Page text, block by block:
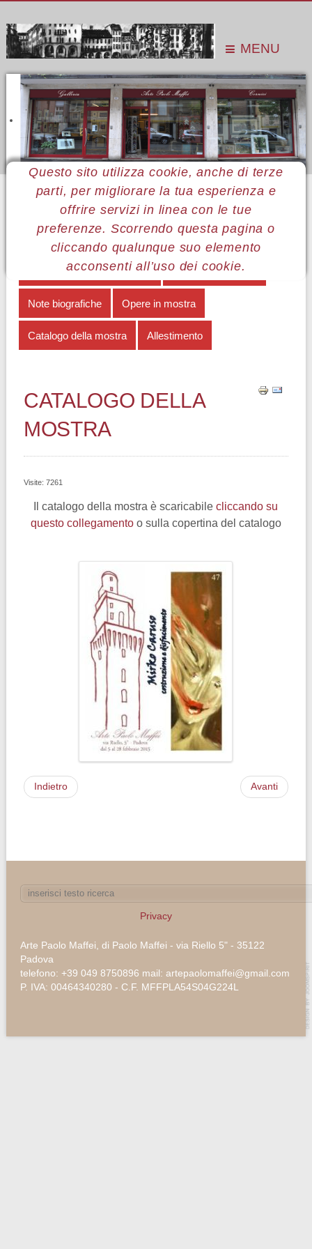
MENU
Questo sito utilizza cookie, anche di terze
parti, per migliorare la tua esperienza e
offrire servizi in linea con le tue
preferenze. Scorrendo questa pagina o
cliccando qualunque suo elemento
acconsenti all’uso dei cookie.
Sei qui: Home Le mostre Mostre 2015
Mirko Caruso
Catalogo della mostra
MENÙ MIRKO CARUSO
Costruzione e disfacimento Autopresentazione
Note biografiche Opere in mostra
Catalogo della mostra Allestimento
CATALOGO DELLA
MOSTRA
Visite: 7261
Il catalogo della mostra è scaricabilecliccando su
questo collegamento o sulla copertina del catalogo
Indietro Avanti
Privacy
Arte Paolo Maffei, di Paolo Maffei - via Riello 5" - 35122
Padova
telefono: +39 049 8750896 mail: artepaolomaffei@gmail.com
P. IVA: 00464340280 - C.F. MFFPLA54S04G224L